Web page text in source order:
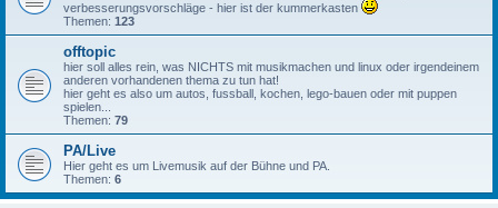
verbesserungsvorschläge - hier ist der kummerkasten
Themen: 123
offtopic
hier soll alles rein, was NICHTS mit musikmachen und linux oder irgendeinem
anderen vorhandenen thema zu tun hat!
hier geht es also um autos, fussball, kochen, lego-bauen oder mit puppen
spielen...
Themen: 79
PA/Live
Hier geht es um Livemusik auf der Bühne und PA.
Themen: 6